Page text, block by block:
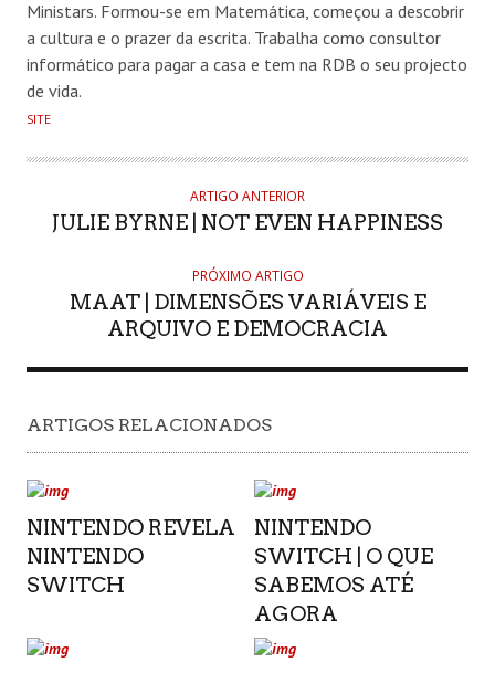
Ministars. Formou-se em Matemática, começou a descobrir
a cultura e o prazer da escrita. Trabalha como consultor
informático para pagar a casa e tem na RDB o seu projecto
de vida.
SITE
ARTIGO ANTERIOR
JULIE BYRNE | NOT EVEN HAPPINESS
PRÓXIMO ARTIGO
MAAT | DIMENSÕES VARIÁVEIS E
ARQUIVO E DEMOCRACIA
ARTIGOS RELACIONADOS
NINTENDO REVELA
NINTENDO
SWITCH
NINTENDO
SWITCH | O QUE
SABEMOS ATÉ
AGORA